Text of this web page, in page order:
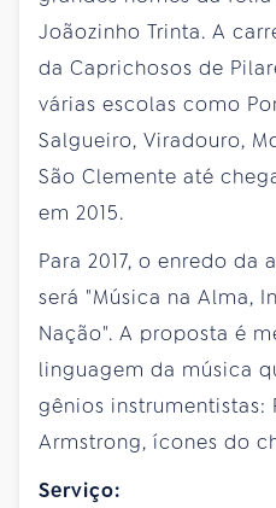
Joãozinho Trinta. A
da Caprichosos de
várias escolas como
Salgueiro, Viradouro,
São Clemente até
em 2015.
Para 2017, o enredo
será "Música na Alma,
Nação". A proposta é
linguagem da música
gênios instrumentistas:
Armstrong, ícones do
Serviço: